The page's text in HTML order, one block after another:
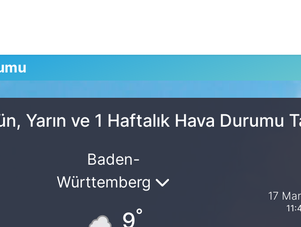
Yarın ve 1 Haftalık Hava Durumu
Baden-
Württemberg
9°
17